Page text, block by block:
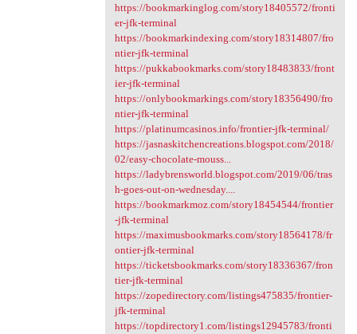
https://bookmarkinglog.com/story18405572/fronti
er-jfk-terminal
https://bookmarkindexing.com/story18314807/fro
ntier-jfk-terminal
https://pukkabookmarks.com/story18483833/front
ier-jfk-terminal
https://onlybookmarkings.com/story18356490/fro
ntier-jfk-terminal
https://platinumcasinos.info/frontier-jfk-terminal/
https://jasnaskitchencreations.blogspot.com/2018/
02/easy-chocolate-mouss...
https://ladybrensworld.blogspot.com/2019/06/tras
h-goes-out-on-wednesday....
https://bookmarkmoz.com/story18454544/frontier
-jfk-terminal
https://maximusbookmarks.com/story18564178/fr
ontier-jfk-terminal
https://ticketsbookmarks.com/story18336367/fron
tier-jfk-terminal
https://zopedirectory.com/listings475835/frontier-
jfk-terminal
https://topdirectory1.com/listings12945783/fronti